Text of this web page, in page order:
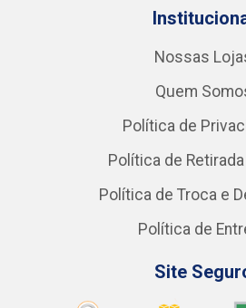
Nossas
Quem
Política de
Política de
Política de Troca e
Política de
Site